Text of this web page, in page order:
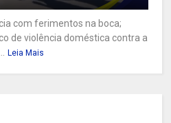
com ferimentos na boca;
de violência doméstica contra a
Leia Mais